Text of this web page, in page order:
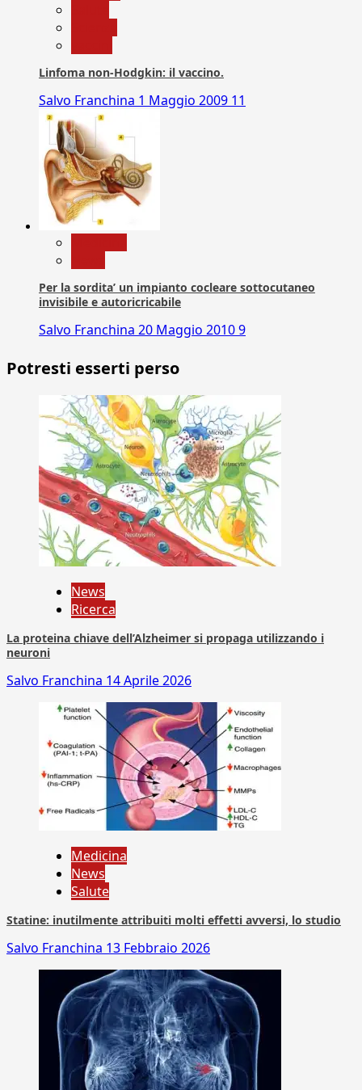
Linfoma non-Hodgkin: il vaccino.
Salvo Franchina 1 Maggio 2009 11
Per la sordita’ un impianto cocleare sottocutaneo
invisibile e autoricricabile
Salvo Franchina 20 Maggio 20109
Potresti esserti perso
News
Ricerca
La proteina chiave dell’Alzheimer si propaga utilizzando i
neuroni
Salvo Franchina 14 Aprile 2026
Medicina
News
Salute
Statine: inutilmente attribuiti molti effetti avversi, lo studio
Salvo Franchina 13 Febbraio 2026